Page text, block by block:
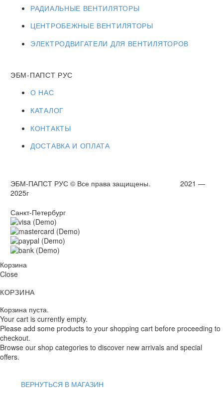
РАДИАЛЬНЫЕ ВЕНТИЛЯТОРЫ
ЦЕНТРОБЕЖНЫЕ ВЕНТИЛЯТОРЫ
ЭЛЕКТРОДВИГАТЕЛИ ДЛЯ ВЕНТИЛЯТОРОВ
ЭБМ-ПАПСТ РУС
О НАС
КАТАЛОГ
КОНТАКТЫ
ДОСТАВКА И ОПЛАТА
ЭБМ-ПАПСТ РУС © Все права защищены. 2021 —
2025г
Санкт-Петербург
Корзина
Close
КОРЗИНА
Корзина пуста.
Your cart is currently empty.
Please add some products to your shopping cart before proceeding to
checkout.
Browse our shop categories to discover new arrivals and special
offers.
ВЕРНУТЬСЯ В МАГАЗИН